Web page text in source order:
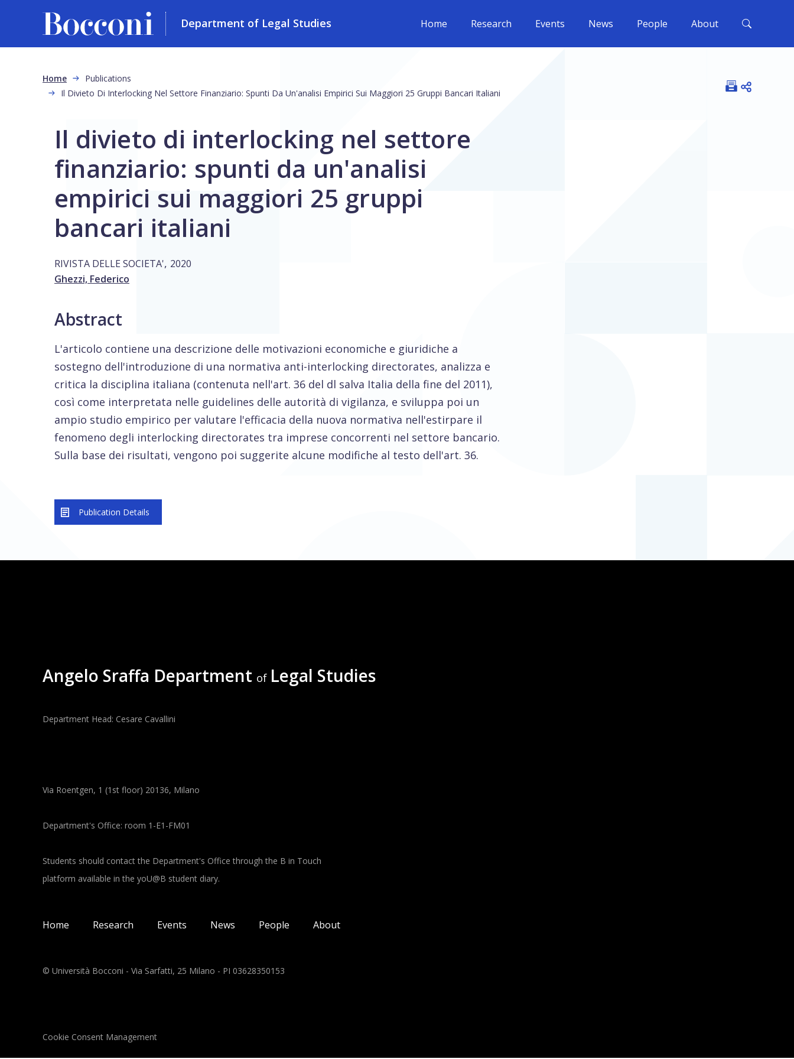
Department of Legal Studies Home Research Events News People About
Breadcrumb
Home
Publications
Il Divieto Di Interlocking Nel Settore Finanziario: Spunti Da Un'analisi Empirici Sui Maggiori 25 Gruppi Bancari Italiani
Open
Il divieto di interlocking nel settore
finanziario: spunti da un'analisi
empirici sui maggiori 25 gruppi
bancari italiani
RIVISTA DELLE SOCIETA', 2020
Ghezzi, Federico
Abstract
L'articolo contiene una descrizione delle motivazioni economiche e giuridiche a
sostegno dell'introduzione di una normativa anti-interlocking directorates, analizza e
critica la disciplina italiana (contenuta nell'art. 36 del dl salva Italia della fine del 2011),
così come interpretata nelle guidelines delle autorità di vigilanza, e sviluppa poi un
ampio studio empirico per valutare l'efficacia della nuova normativa nell'estirpare il
fenomeno degli interlocking directorates tra imprese concorrenti nel settore bancario.
Sulla base dei risultati, vengono poi suggerite alcune modifiche al testo dell'art. 36.
Publication Details
Angelo Sraffa Department of Legal Studies
Department Head: Cesare Cavallini
Via Roentgen, 1 (1st floor) 20136, Milano
Department's Office: room 1-E1-FM01
Students should contact the Department's Office through the B in Touch
platform available in the yoU@B student diary.
Main navigation
Home Research Events News People About
© Università Bocconi - Via Sarfatti, 25 Milano - PI 03628350153
Cookie Consent Management